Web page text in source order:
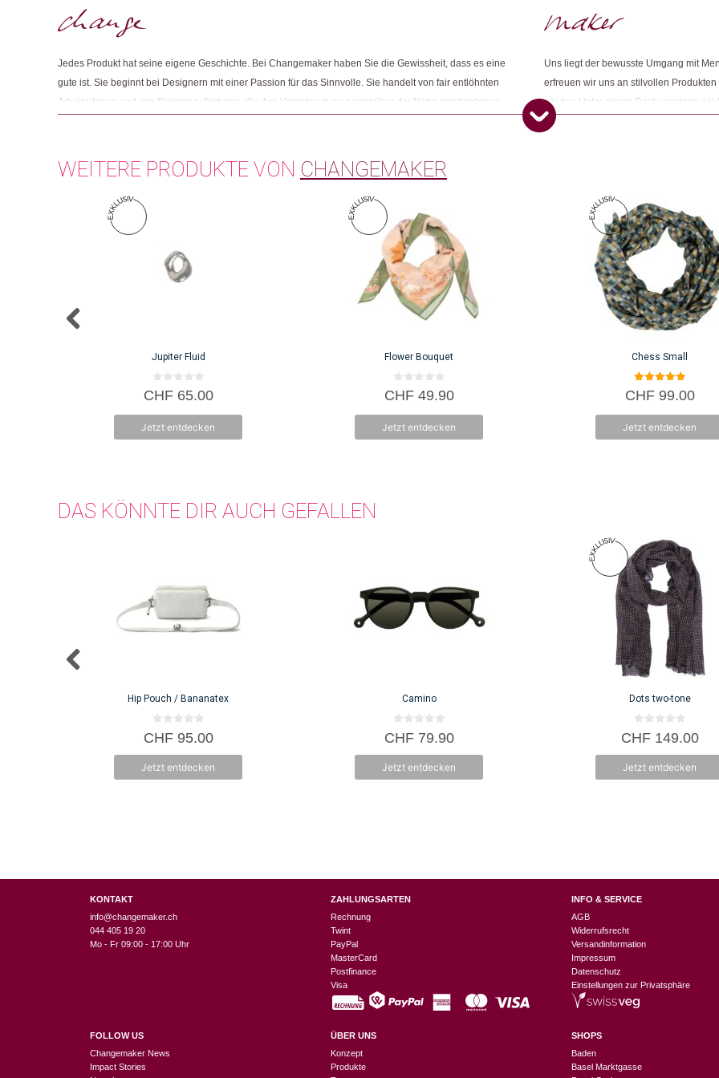
Kategorien:Changemaker Strickkollektion
Dieses Produkt weiterempfehlen:
Jedes Produkt hat seine eigene Geschichte. Bei Changemaker haben Sie die Gewissheit, dass es eine
gute ist. Sie beginnt bei Designern mit einer Passion für das Sinnvolle. Sie handelt von fair entlöhnten
ArbeiterInnen und von Kleinmanufakturen, die ihre Verantwortung gegenüber der Natur ernst nehmen.
Uns liegt der bewusste Umgang mit
erfreuen wir uns an stilvollen
wieder: Unter einem Dach vereinen wir
Konsumbewusstseins nach mehr Sinn
WEITERE PRODUKTE VON CHANGEMAKER
Jupiter Fluid
0
v
5
CHF65.00
Jetzt entdecken
Flower Bouquet
0
v
5
CHF49.90
Jetzt entdecken
Chess Small
5.00
von 5
CHF99.00
Jetzt entdecken
DAS KÖNNTE DIR AUCH GEFALLEN
Hip Pouch / Bananatex
0
v
5
CHF95.00
Jetzt entdecken
Camino
0
v
5
CHF79.90
Jetzt entdecken
Dots two-tone
0
v
5
CHF149.00
Jetzt entdecken
KONTAKT
info@changemaker.ch
044 405 19 20
Mo - Fr 09:00 - 17:00 Uhr
FOLLOW US
Changemaker News
Impact Stories
ZAHLUNGSARTEN
Rechnung
Twint
PayPal
MasterCard
Postfinance
Visa
ÜBER UNS
Konzept
Produkte
INFO & SERVICE
AGB
Widerrufsrecht
Versandinformation
Impressum
Datenschutz
Einstellungen zur Privatsphäre
SHOPS
Baden
Basel Marktgasse